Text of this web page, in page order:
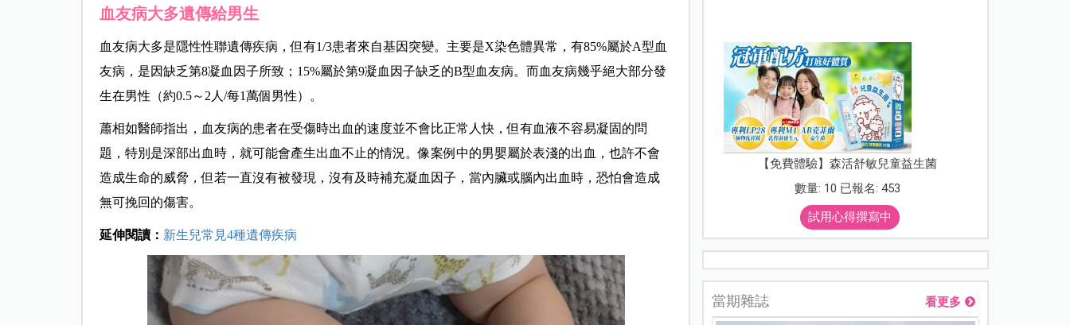
血友病大多遺傳給男生
血友病大多是隱性性聯遺傳疾病，但有1/3患者來自基因突變。主要是X染色體異常，有85%屬於A型血
友病，是因缺乏第8凝血因子所致；15%屬於第9凝血因子缺乏的B型血友病。而血友病幾乎絕大部分發
生在男性（約0.5～2人/每1萬個男性）。
蕭相如醫師指出，血友病的患者在受傷時出血的速度並不會比正常人快，但有血液不容易凝固的問
題，特別是深部出血時，就可能會產生出血不止的情況。像案例中的男嬰屬於表淺的出血，也許不會
造成生命的威脅，但若一直沒有被發現，沒有及時補充凝血因子，當內臟或腦內出血時，恐怕會造成
無可挽回的傷害。
延伸閱讀： 新生兒常見4種遺傳疾病
【免費體驗】森活舒敏兒童益生菌
數量: 10 已報名: 453
試用心得撰寫中
當期雜誌 看更多